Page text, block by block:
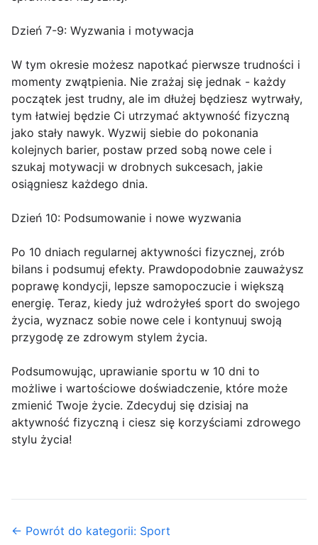
Dzień 7-9: Wyzwania i motywacja
W tym okresie możesz napotkać pierwsze trudności i
momenty zwątpienia. Nie zrażaj się jednak - każdy
początek jest trudny, ale im dłużej będziesz wytrwały,
tym łatwiej będzie Ci utrzymać aktywność fizyczną
jako stały nawyk. Wyzwij siebie do pokonania
kolejnych barier, postaw przed sobą nowe cele i
szukaj motywacji w drobnych sukcesach, jakie
osiągniesz każdego dnia.
Dzień 10: Podsumowanie i nowe wyzwania
Po 10 dniach regularnej aktywności fizycznej, zrób
bilans i podsumuj efekty. Prawdopodobnie zauważysz
poprawę kondycji, lepsze samopoczucie i większą
energię. Teraz, kiedy już wdrożyłeś sport do swojego
życia, wyznacz sobie nowe cele i kontynuuj swoją
przygodę ze zdrowym stylem życia.
Podsumowując, uprawianie sportu w 10 dni to
możliwe i wartościowe doświadczenie, które może
zmienić Twoje życie. Zdecyduj się dzisiaj na
aktywność fizyczną i ciesz się korzyściami zdrowego
stylu życia!
← Powrót do kategorii: Sport